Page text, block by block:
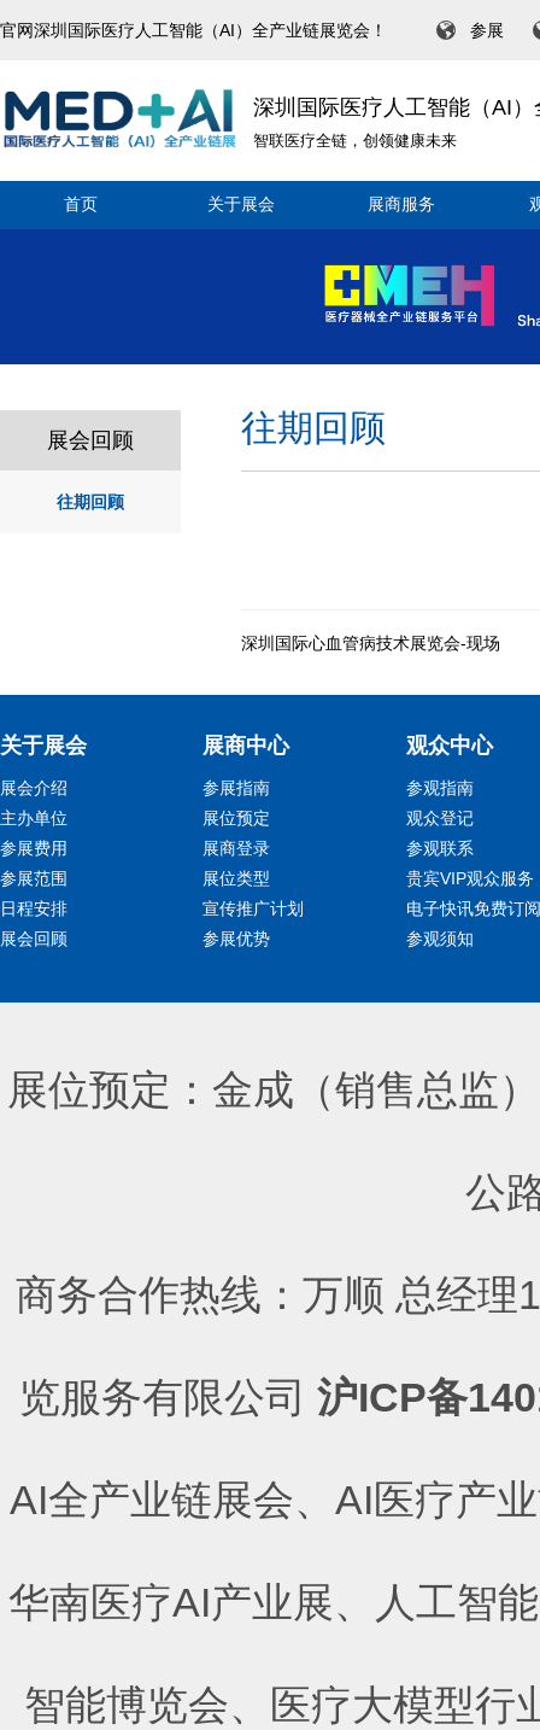
官网深圳国际医疗人工智能（AI）全产业链展览会！ 参展
深圳国际医疗人工智能（AI
智联医疗全链，创领健康未来
首页 关于展会 展商服务
展会回顾
往期回顾
往期回顾
深圳国际心血管病技术展览会-现场
关于展会
展会介绍
主办单位
参展费用
参展范围
日程安排
展会回顾
展商中心
参展指南
展位预定
展商登录
展位类型
宣传推广计划
参展优势
观众中心
参观指南
观众登记
参观联系
贵宾VIP观众服务
电子快讯免费订阅
参观须知
展位预定：金成（销售总监
公
商务合作热线：万顺 总经
览服务有限公司 沪ICP备
AI全产业链展会、 AI医疗产
华南医疗AI产业展、 人工智
智能博览会、 医疗大模型行